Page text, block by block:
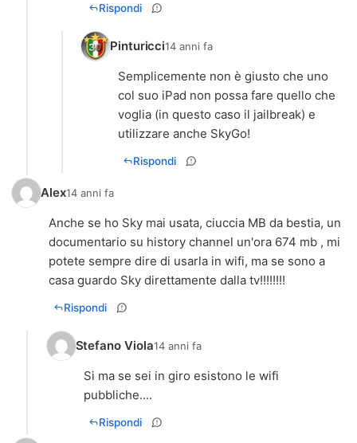
Rispondi
Pinturicci14 anni fa
Semplicemente non è giusto che uno
col suo iPad non possa fare quello che
voglia (in questo caso il jailbreak) e
utilizzare anche SkyGo!
Rispondi
Alex14 anni fa
Anche se ho Sky mai usata, ciuccia MB da bestia, un
documentario su history channel un'ora 674 mb , mi
potete sempre dire di usarla in wifi, ma se sono a
casa guardo Sky direttamente dalla tv!!!!!!!!
Rispondi
Stefano Viola14 anni fa
Si ma se sei in giro esistono le wifi
pubbliche....
Rispondi